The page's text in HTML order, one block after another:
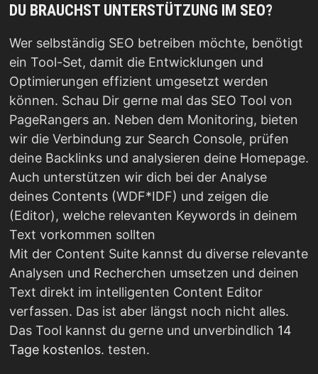
DU BRAUCHST UNTERSTÜTZUNG IM SEO?
Wer selbständig SEO betreiben möchte, benötigt
ein Tool-Set, damit die Entwicklungen und
Optimierungen effizient umgesetzt werden
können. Schau Dir gerne mal das SEO Tool von
PageRangers an. Neben dem Monitoring, bieten
wir die Verbindung zur Search Console, prüfen
deine Backlinks und analysieren deine Homepage.
Auch unterstützen wir dich bei der Analyse
deines Contents (WDF*IDF) und zeigen die
(Editor), welche relevanten Keywords in deinem
Text vorkommen sollten
Mit der Content Suite kannst du diverse relevante
Analysen und Recherchen umsetzen und deinen
Text direkt im intelligenten Content Editor
verfassen. Das ist aber längst noch nicht alles.
Das Tool kannst du gerne und unverbindlich 14
Tage kostenlos. testen.